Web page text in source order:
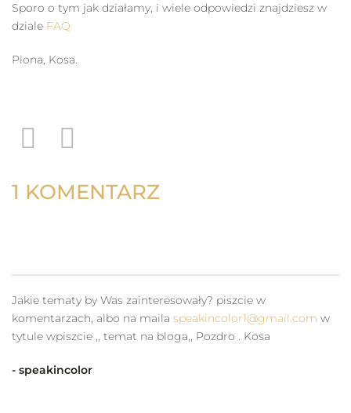
Sporo o tym jak działamy, i wiele odpowiedzi znajdziesz w
dziale FAQ
Piona, Kosa.
1 KOMENTARZ
Jakie tematy by Was zainteresowały? piszcie w
komentarzach, albo na maila speakincolor1@gmail.com w
tytule wpiszcie ,, temat na bloga,, Pozdro . Kosa
- speakincolor